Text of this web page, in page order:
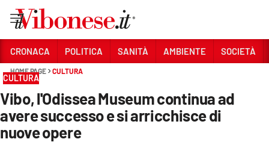
Sezioni
CRONACA
POLITICA
CRONACA POLITICA SANITÀ AMBIENTE SOCIETÀ
HOME PAGE CULTURA
CULTURA
Vibo, l'Odissea Museum continua ad
avere successo e si arricchisce di
nuove opere